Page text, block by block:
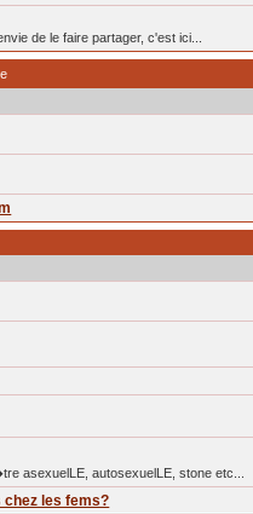
de le faire partager, c'est ici...
asexuelLE, autosexuelLE, stone etc...
chez les fems?